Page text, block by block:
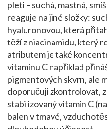
pleti – suchá, mastná,
reaguje na jiné složky:
hyaluronovou, která
těží z niacinamidu, který
atributem je také
vitamínu C například
pigmentových skvrn, ale
doporučuji zkontrolovat,
stabilizovaný vitamín C
balen v tmavé,